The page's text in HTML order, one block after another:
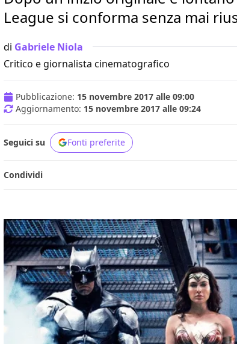
League si conforma senza mai
di Gabriele Niola
Critico e giornalista cinematografico
Pubblicazione: 15 novembre 2017 alle 09:00
Aggiornamento: 15 novembre 2017 alle 09:24
Seguici su Fonti preferite
Condividi